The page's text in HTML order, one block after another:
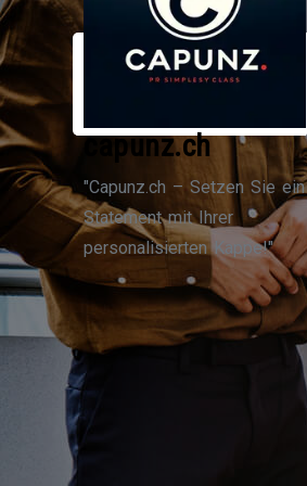
Zum
Inhalt
capunz.ch
"Capunz.ch – Setzen Sie ein
Statement mit Ihrer
personalisierten Kappe!"